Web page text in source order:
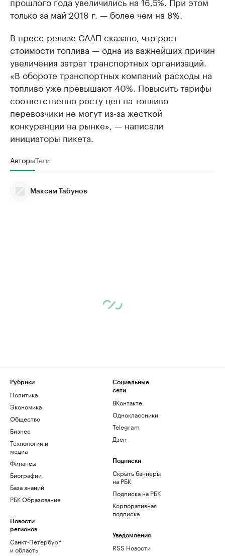
только за май 2018 г. — более чем на 8%.
В пресс-релизе СААП сказано, что рост
стоимости топлива — одна из важнейших причин
увеличения затрат транспортных организаций.
«В обороте транспортных компаний расходы на
топливо уже превышают 40%. Повысить тарифы
соответственно росту цен на топливо
перевозчики не могут из-за жесткой
конкуренции на рынке», — написали
инициаторы пикета.
АвторыТеги
Максим Табунов
Рубрики
Политика
Экономика
Общество
Бизнес
Технологии и
медиа
Финансы
Биографии
База знаний
РБК Образование
Новости
регионов
Санкт-Петербург
и область
Социальные
сети
ВКонтакте
Одноклассники
Telegram
Дзен
Подписки
Скрыть баннеры
на РБК
Подписка на РБК
Корпоративная
подписка
Уведомления
RSS Новости